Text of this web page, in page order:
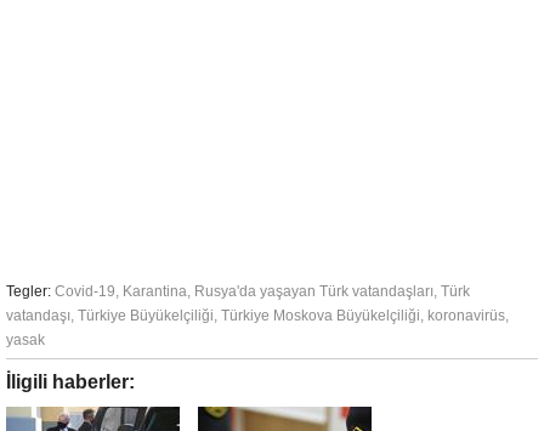
Tegler: Covid-19 Karantina Rusya'da yaşayan Türk vatandaşları Türk
vatandaşı Türkiye Büyükelçiliği Türkiye Moskova Büyükelçiliği koronavirüs
yasak
İligili haberler: